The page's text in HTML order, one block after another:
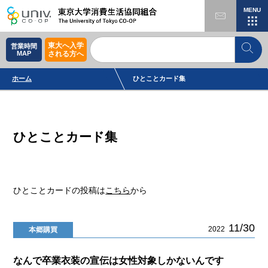
MENU
営業時間
MAP
東大へ入学
される方へ
ホーム ひとことカード集
ひとことカード集
ひとことカードの投稿はこちらから
本郷購買 2022 11/30
なんで卒業衣装の宣伝は女性対象しかないんです